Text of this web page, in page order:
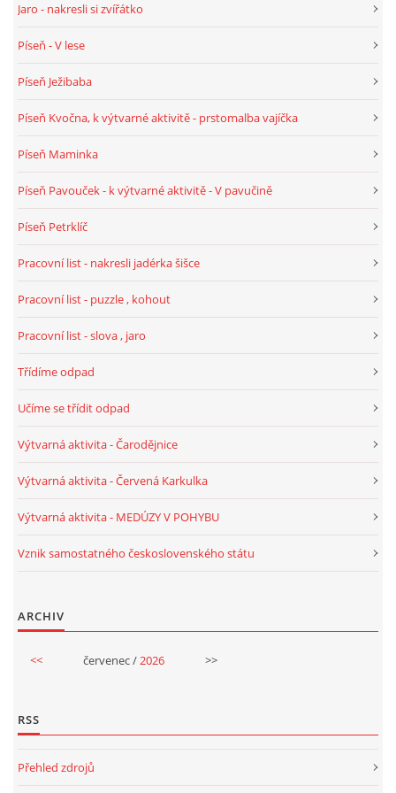
HÁDANKY K TÉMATU JARO, LÉTO, PODZIM,ZIMA
BÁSNĚ K TÉMATU JARO
PÍSNĚ K TÉMATU LÉTO
POHYBOVÉ AKTIVITY NA TÉMA LÉTO
BÁSNĚ K TÉMATU PODZIM
Jaro - nakresli si zvířátko
Píseň - V lese
Píseň Ježibaba
Píseň Kvočna, k výtvarné aktivitě - prstomalba vajíčka
Píseň Maminka
Píseň Pavouček - k výtvarné aktivitě - V pavučině
Píseň Petrklíč
Pracovní list - nakresli jadérka šišce
Pracovní list - puzzle , kohout
Pracovní list - slova , jaro
Třídíme odpad
Učíme se třídit odpad
Výtvarná aktivita - Čarodějnice
Výtvarná aktivita - Červená Karkulka
Výtvarná aktivita - MEDÚZY V POHYBU
Vznik samostatného československého státu
ARCHIV
<< červenec /2026 >>
RSS
Přehled zdrojů